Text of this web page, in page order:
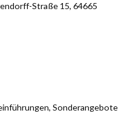
Straße 15, 64665
Sonderangebote